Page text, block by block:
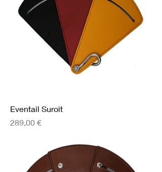
Eventail Suroit
Prix
289,00 €